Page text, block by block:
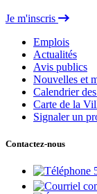
Je m'inscris
Emplois
Actualités
Avis publics
Nouvelles et
Calendrier
Carte de la
Signaler un
Contactez-nous